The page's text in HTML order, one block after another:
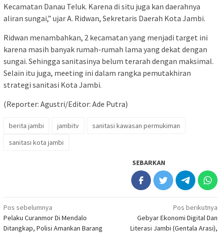
Kecamatan Danau Teluk. Karena di situ juga kan daerahnya
aliran sungai,” ujar A. Ridwan, Sekretaris Daerah Kota Jambi.
Ridwan menambahkan, 2 kecamatan yang menjadi target ini
karena masih banyak rumah-rumah lama yang dekat dengan
sungai. Sehingga sanitasinya belum terarah dengan maksimal.
Selain itu juga, meeting ini dalam rangka pemutakhiran
strategi sanitasi Kota Jambi.
(Reporter: Agustri/Editor: Ade Putra)
berita jambi jambitv
sanitasi kawasan permukiman
sanitasi kota jambi
SEBARKAN
Navigasi
pos
Pos sebelumnya
Pelaku Curanmor Di Mendalo
Ditangkap, Polisi Amankan Barang
Pos berikutnya
Gebyar Ekonomi Digital Dan
Literasi Jambi (Gentala Arasi),